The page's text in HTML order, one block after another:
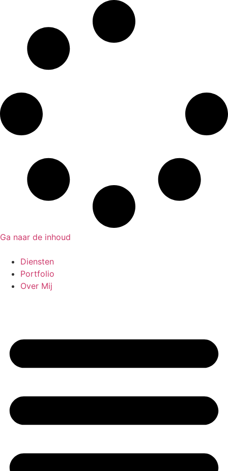
Ga naar de inhoud
Diensten
Portfolio
Over Mij